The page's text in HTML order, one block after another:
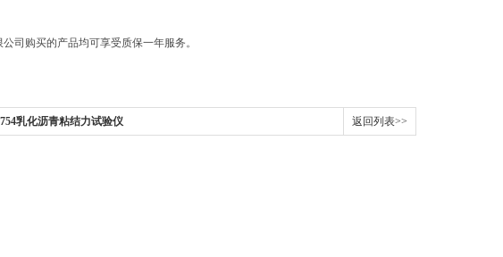
司购买的产品均可享受质保一年服务。
乳化沥青粘结力试验仪 返回列表>>